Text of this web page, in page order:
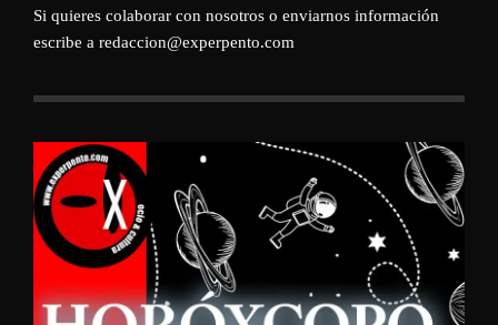
Si quieres colaborar con nosotros o enviarnos información
escribe a redaccion@experpento.com